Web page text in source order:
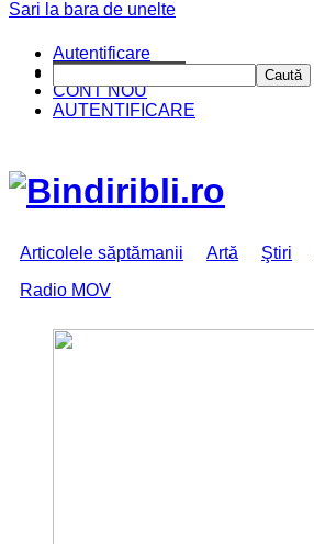
CINE SUNTEM?
CONT NOU
AUTENTIFICARE
Articolele săptămanii Artă Ştiri
Radio MOV
Sari la bara de unelte
Autentificare
Caută